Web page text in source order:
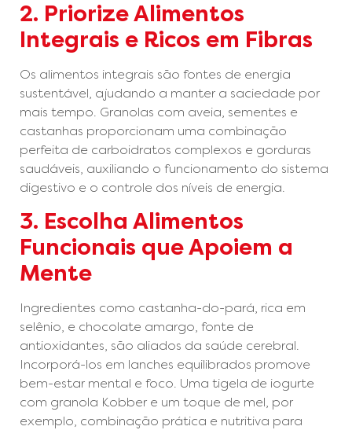
2. Priorize Alimentos
Integrais e Ricos em Fibras
Os alimentos integrais são fontes de energia
sustentável, ajudando a manter a saciedade por
mais tempo. Granolas com aveia, sementes e
castanhas proporcionam uma combinação
perfeita de carboidratos complexos e gorduras
saudáveis, auxiliando o funcionamento do sistema
digestivo e o controle dos níveis de energia.
3. Escolha Alimentos
Funcionais que Apoiem a
Mente
Ingredientes como castanha-do-pará, rica em
selênio, e chocolate amargo, fonte de
antioxidantes, são aliados da saúde cerebral.
Incorporá-los em lanches equilibrados promove
bem-estar mental e foco. Uma tigela de iogurte
com granola Kobber e um toque de mel, por
exemplo, combinação prática e nutritiva para